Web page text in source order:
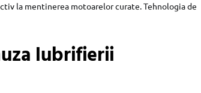
la mentinerea motoarelor curate. Tehnologia de
lubrifierii